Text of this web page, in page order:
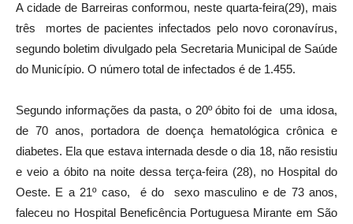
A cidade de Barreiras conformou, neste quarta-feira(29), mais
três mortes de pacientes infectados pelo novo coronavírus,
segundo boletim divulgado pela Secretaria Municipal de Saúde
do Município. O número total de infectados é de 1.455.
Segundo informações da pasta, o 20º óbito foi de uma idosa,
de 70 anos, portadora de doença hematológica crônica e
diabetes. Ela que estava internada desde o dia 18, não resistiu
e veio a óbito na noite dessa terça-feira (28), no Hospital do
Oeste. E a 21º caso, é do sexo masculino e de 73 anos,
faleceu no Hospital Beneficência Portuguesa Mirante em São